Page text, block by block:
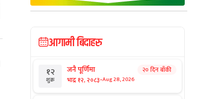
आगामी बिदाहरु
१२
शुक्र
जनै पूर्णिमा
भाद्र १२, २०८३-Aug 28, 2026
२० दिन बाँकी